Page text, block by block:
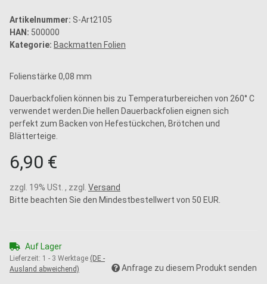
Artikelnummer: S-Art2105
HAN: 500000
Kategorie: Backmatten Folien
Folienstärke 0,08 mm
Dauerbackfolien können bis zu Temperaturbereichen von 260° C
verwendet werden.Die hellen Dauerbackfolien eignen sich
perfekt zum Backen von Hefestückchen, Brötchen und
Blätterteige.
6,90 €
zzgl. 19% USt. , zzgl. Versand
Bitte beachten Sie den Mindestbestellwert von 50 EUR.
Auf Lager
Lieferzeit: 1 - 3 Werktage (DE -
Ausland abweichend)
Anfrage zu diesem Produkt senden